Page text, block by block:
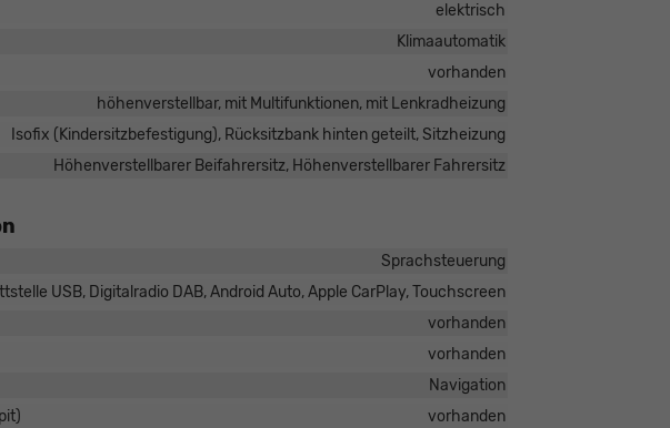
elektrisch
Klimaautomatik
vorhanden
höhenverstellbar, mit Multifunktionen, mit Lenkradheizung
Isofix (Kindersitzbefestigung), Rücksitzbank hinten geteilt, Sitzheizung
Höhenverstellbarer Beifahrersitz, Höhenverstellbarer Fahrersitz
Sprachsteuerung
USB, Digitalradio DAB, Android Auto, Apple CarPlay, Touchscreen
vorhanden
vorhanden
Navigation
vorhanden